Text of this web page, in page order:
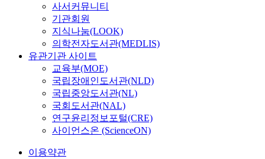
사서커뮤니티
기관회원
지식나눔(LOOK)
의학전자도서관(MEDLIS)
유관기관 사이트
교육부(MOE)
국립장애인도서관(NLD)
국립중앙도서관(NL)
국회도서관(NAL)
연구윤리정보포털(CRE)
사이언스온 (ScienceON)
이용약관